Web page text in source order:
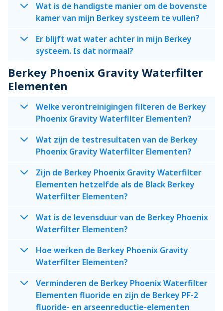
Wat is de handigste manier om de bovenste
kamer van mijn Berkey systeem te vullen?
Er blijft wat water achter in mijn Berkey
systeem. Is dat normaal?
Berkey Phoenix Gravity Waterfilter
Elementen
Welke verontreinigingen filteren de Berkey
Phoenix Gravity Waterfilter Elementen?
Wat zijn de testresultaten van de Berkey
Phoenix Gravity Waterfilter Elementen?
Zijn de Berkey Phoenix Gravity Waterfilter
Elementen hetzelfde als de Black Berkey
Waterfilter Elementen?
Wat is de levensduur van de Berkey Phoenix
Waterfilter Elementen?
Hoe werken de Berkey Phoenix Gravity
Waterfilter Elementen?
Verminderen de Berkey Phoenix Waterfilter
Elementen fluoride en zijn de Berkey PF-2
fluoride- en arseenreductie-elementen